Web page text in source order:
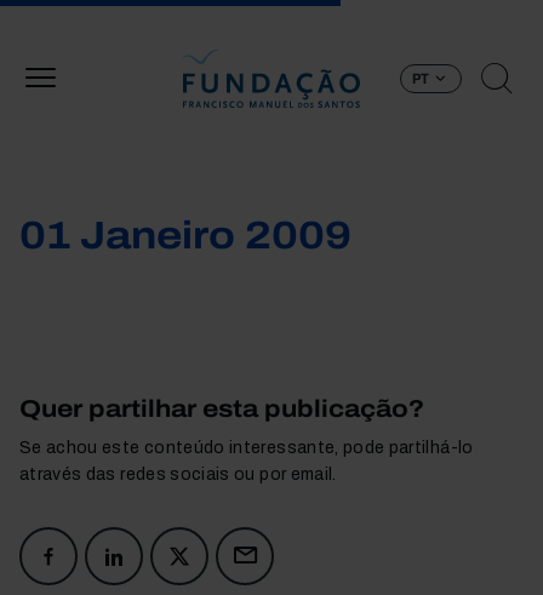
PT
01 Janeiro 2009
Quer partilhar esta publicação?
Se achou este conteúdo interessante, pode partilhá-lo
através das redes sociais ou por email.